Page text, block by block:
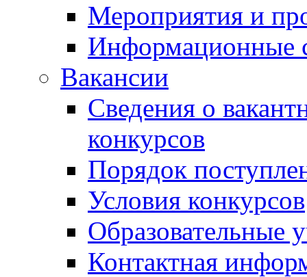
Мероприятия и
Информационные
Вакансии
Сведения о
конкурсов
Порядок
Условия конкурсов
Образовательные
Контактная